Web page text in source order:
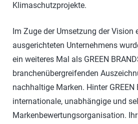
Klimaschutzprojekte.
Im Zuge der Umsetzung der Vision
ausgerichteten Unternehmens
ein weiteres Mal als GREEN
branchenübergreifenden
nachhaltige Marken. Hinter GREEN
internationale, unabhängige und
Markenbewertungsorganisation.